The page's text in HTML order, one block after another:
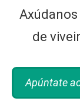
de
Apúntate